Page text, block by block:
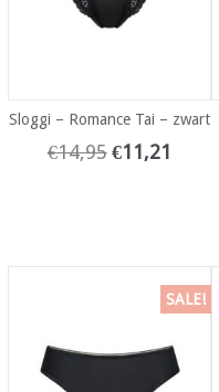
Sloggi – Romance Tai – zwart
€14,95 €11,21
SALE!